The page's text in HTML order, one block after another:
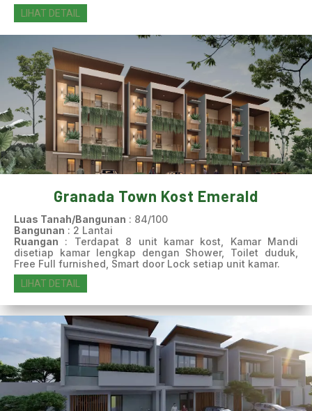
LIHAT DETAIL
Granada Town Kost Emerald
Luas Tanah/Bangunan : 84/100
Bangunan : 2 Lantai
Ruangan : Terdapat 8 unit kamar kost, Kamar Mandi
disetiap kamar lengkap dengan Shower, Toilet duduk,
Free Full furnished, Smart door Lock setiap unit kamar.
LIHAT DETAIL